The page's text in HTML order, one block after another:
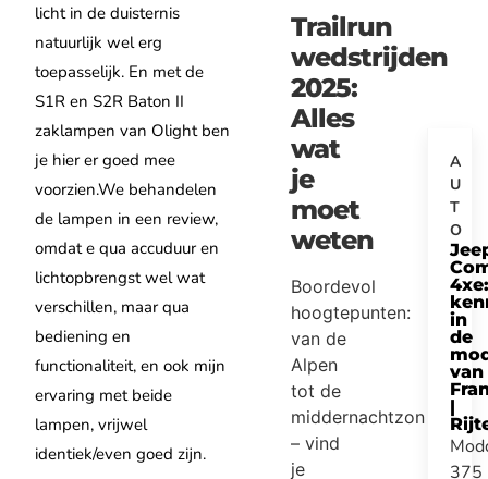
licht in de duisternis
natuurlijk wel erg
toepasselijk. En met de
S1R en S2R Baton II
zaklampen van Olight ben
je hier er goed mee
voorzien.We behandelen
de lampen in een review,
omdat e qua accuduur en
lichtopbrengst wel wat
verschillen, maar qua
bediening en
functionaliteit, en ook mijn
ervaring met beide
lampen, vrijwel
identiek/even goed zijn.
Trailrun
wedstrijden
2025:
Alles
wat
je
moet
weten
Boordevol
hoogtepunten:
van de
Alpen
tot de
middernachtzon
– vind
je
A
U
T
O
in
de
van
|
375